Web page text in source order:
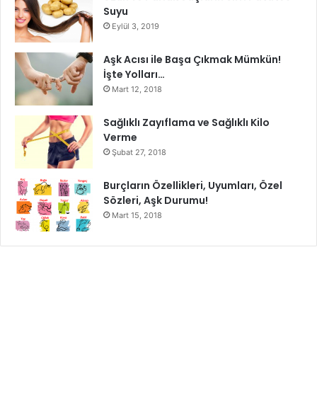
Teknoloji Detoksu
Suyu
Eylül 3, 2019
Aşk Acısı ile Başa Çıkmak Mümkün!
İşte Yolları…
Mart 12, 2018
Sağlıklı Zayıflama ve Sağlıklı Kilo
Verme
Şubat 27, 2018
Burçların Özellikleri, Uyumları, Özel
Sözleri, Aşk Durumu!
Mart 15, 2018